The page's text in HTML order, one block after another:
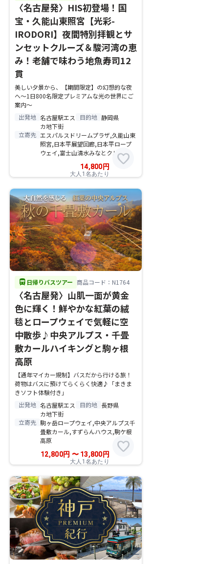
〈名古屋発〉HIS初登場！国
宝・久能山東照宮【光彩-
IRODORI】夜間特別拝観とサ
ンセットクルーズ＆駿河湾の恵
み！老舗で味わう地魚寿司12
貫
美しい夕景から、【期間限定】の幻想的な夜
へ〜1日800名限定プレミアムな光の世界にご
案内〜
出発地 名古屋駅エス
カ地下街
目的地 静岡県
立寄先 エスパルスドリームプラザ,久能山東
照宮,日本平展望回廊,日本平ロープ
ウェイ,富士山清水みなとクルーズ
14,800円
大人1名あたり
favorite
directions_bus 日帰りバスツアー 商品コード：N1764
〈名古屋発〉山肌一面が黄金
色に輝く！鮮やかな紅葉の絨
毯とロープウェイで気軽に空
中散歩♪中央アルプス・千畳
敷カールハイキングと駒ヶ根
高原
【通年マイカー規制】バスだから行ける旅！
荷物はバスに預けてらくらく快適♪「まきま
きソフト体験付き」
出発地 名古屋駅エス
カ地下街
目的地 長野県
立寄先 駒ヶ岳ロープウェイ,中央アルプス千
畳敷カール,すずらんハウス,駒ケ根
高原
12,800円 〜13,800 円
大人1名あたり
favorite